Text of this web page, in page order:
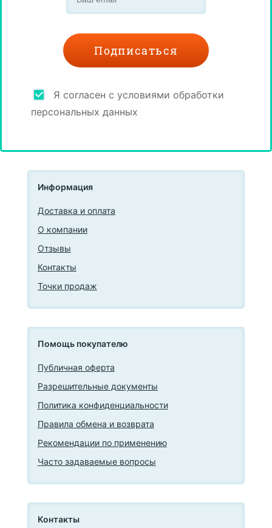
Я согласен с условиями обработки
персональных данных
Информация
Доставка и оплата
О компании
Отзывы
Контакты
Точки продаж
Помощь покупателю
Публичная оферта
Разрешительные документы
Политика конфиденциальности
Правила обмена и возврата
Рекомендации по применению
Часто задаваемые вопросы
Контакты